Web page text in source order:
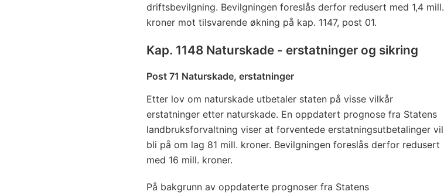
driftsbevilgning. Bevilgningen foreslås derfor redusert med 1,4 mill.
kroner mot tilsvarende økning på kap. 1147, post 01.
Kap. 1148 Naturskade - erstatninger og sikring
Post 71 Naturskade, erstatninger
Etter lov om naturskade utbetaler staten på visse vilkår
erstatninger etter naturskade. En oppdatert prognose fra Statens
landbruksforvaltning viser at forventede erstatningsutbetalinger vil
bli på om lag 81 mill. kroner. Bevilgningen foreslås derfor redusert
med 16 mill. kroner.
På bakgrunn av oppdaterte prognoser fra Statens